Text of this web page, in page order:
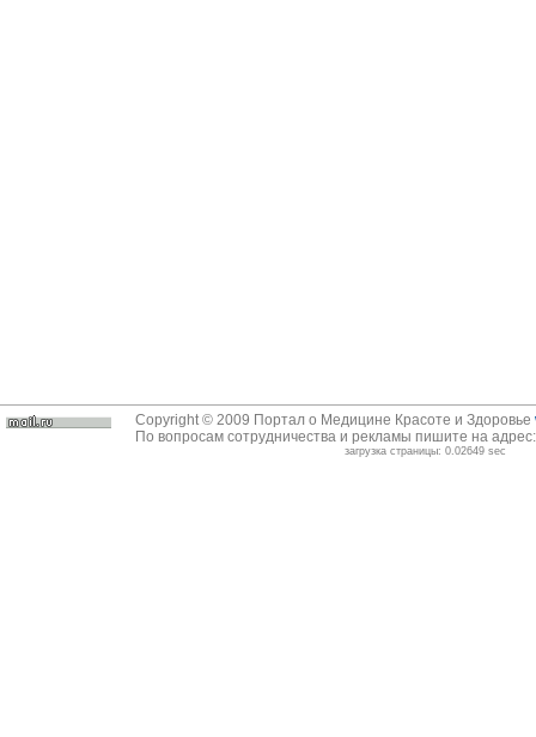
Copyright © 2009 Портал о Медицине Красоте и Здоровье
По вопросам сотрудничества и рекламы пишите на
загрузка страницы: 0.02649 sec